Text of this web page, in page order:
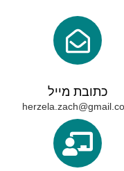
כתובת מייל